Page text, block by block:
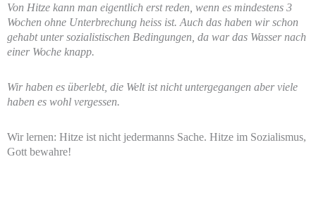
Von Hitze kann man eigentlich erst reden, wenn es mindestens 3
Wochen ohne Unterbrechung heiss ist. Auch das haben wir schon
gehabt unter sozialistischen Bedingungen, da war das Wasser nach
einer Woche knapp.
Wir haben es überlebt, die Welt ist nicht untergegangen aber viele
haben es wohl vergessen.
Wir lernen: Hitze ist nicht jedermanns Sache. Hitze im Sozialismus,
Gott bewahre!